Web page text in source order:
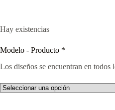
Hay existencias
Modelo - Producto *
Los diseños se encuentran en todos